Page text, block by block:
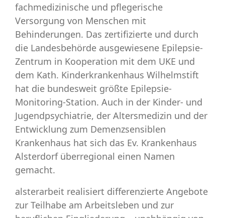
fachmedizinische und pflegerische
Versorgung von Menschen mit
Behinderungen. Das zertifizierte und durch
die Landesbehörde ausgewiesene Epilepsie-
Zentrum in Kooperation mit dem UKE und
dem Kath. Kinderkrankenhaus Wilhelmstift
hat die bundesweit größte Epilepsie-
Monitoring-Station. Auch in der Kinder- und
Jugendpsychiatrie, der Altersmedizin und der
Entwicklung zum Demenzsensiblen
Krankenhaus hat sich das Ev. Krankenhaus
Alsterdorf überregional einen Namen
gemacht.
alsterarbeit realisiert differenzierte Angebote
zur Teilhabe am Arbeitsleben und zur